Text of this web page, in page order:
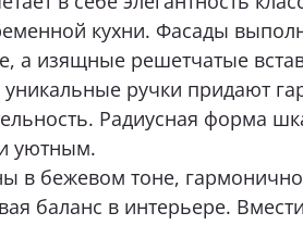
кухни. Фасады
а изящные решетчатые
ручки придают
Радиусная форма
уютным.
в бежевом тоне,
баланс в интерьере.
Я даю согласие на
Я принимаю условия